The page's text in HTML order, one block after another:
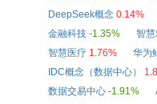
DeepSeek概念 0.14%
金融科技 -1.35% 智慧
智慧医疗 1.76% 华为
IDC概念（数据中心）
数据交易中心 -1.91%